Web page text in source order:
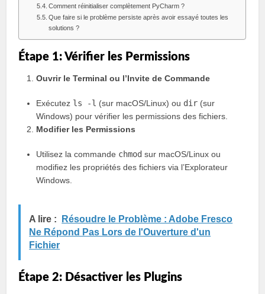
Comment réinitialiser complètement PyCharm ?
Que faire si le problème persiste après avoir essayé toutes les
solutions ?
Étape 1: Vérifier les Permissions
Ouvrir le Terminal ou l’Invite de Commande
Exécutez ls -l (sur macOS/Linux) ou dir (sur
Windows) pour vérifier les permissions des fichiers.
Modifier les Permissions
Utilisez la commande chmod sur macOS/Linux ou
modifiez les propriétés des fichiers via l’Explorateur
Windows.
A lire :
Résoudre le Problème : Adobe Fresco
Ne Répond Pas Lors de l'Ouverture d'un
Fichier
Étape 2: Désactiver les Plugins